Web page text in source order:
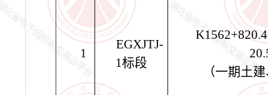
1
EGXJTJ-
1标段
（一期土